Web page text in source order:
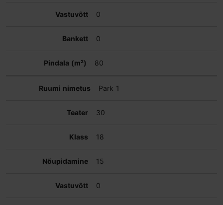
0
0
80
Park 1
30
18
15
0